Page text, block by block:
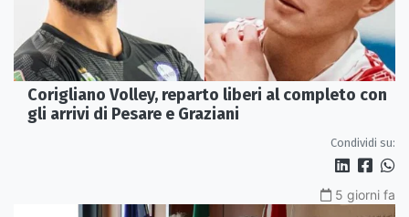
Corigliano Volley, reparto liberi al completo con
gli arrivi di Pesare e Graziani
Condividi su:
5 giorni fa